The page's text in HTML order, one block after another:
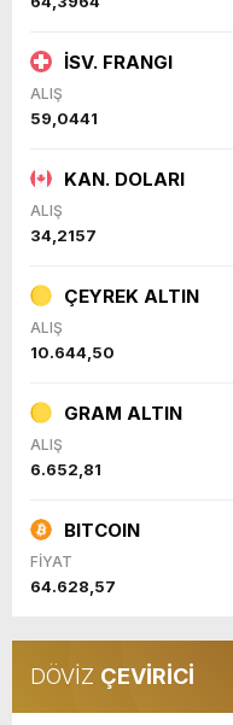
İSV. FRANGI
ALIŞ
59,0441
KAN. DOLARI
ALIŞ
34,2157
ÇEYREK ALTIN
ALIŞ
10.644,50
GRAM ALTIN
ALIŞ
6.652,81
BITCOIN
FİYAT
64.628,57
DÖVİZ ÇEVİRİCİ